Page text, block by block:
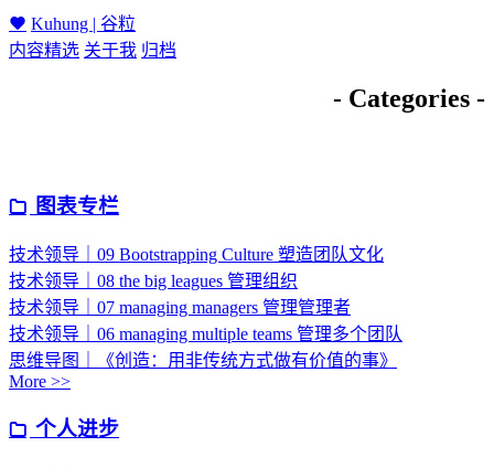
Kuhung | 谷粒
内容精选 关于我 归档
- Categories -
图表专栏
技术领导｜09 Bootstrapping Culture 塑造团队文化
技术领导｜08 the big leagues 管理组织
技术领导｜07 managing managers 管理管理者
技术领导｜06 managing multiple teams 管理多个团队
思维导图｜《创造：用非传统方式做有价值的事》
More >>
个人进步